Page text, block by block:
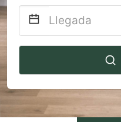
Navigate
to
interact
with